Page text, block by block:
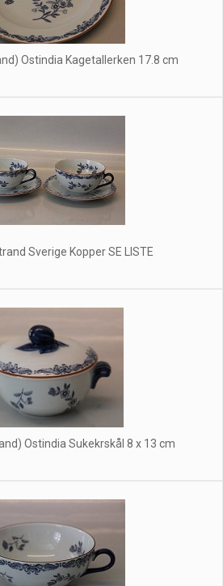
Ostindia Kagetallerken 17.8 cm
Sverige Kopper SE LISTE
Ostindia Sukekrskål 8 x 13 cm